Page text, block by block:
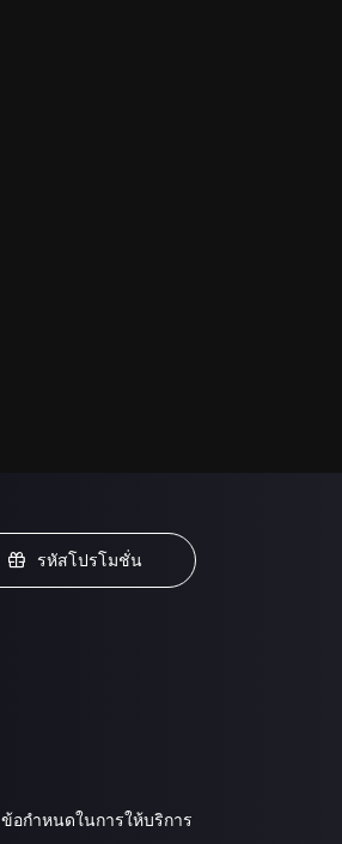
รหัสโปรโมชั่น
ข้อกำหนดในการให้บริการ